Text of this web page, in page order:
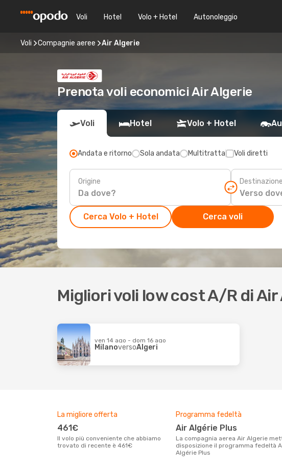
Voli Hotel Volo + Hotel Autonoleggio
Voli Compagnie aeree Air Algerie
Prenota voli economici Air Algerie
Voli Hotel Volo + Hotel
Andata e ritorno Sola andata Multitratta Voli diretti
Origine Destinazione
Cerca Volo + Hotel Cerca voli
Migliori voli low cost A/R di Air
ven 14 ago - dom 16 ago
MilanoversoAlgeri
La migliore offerta
461€
Il volo più conveniente che abbiamo
trovato di recente è 461€
Programma fedeltà
Air Algérie Plus
La compagnia aerea Air Algerie mette a
disposizione il programma fedeltà
Algérie Plus